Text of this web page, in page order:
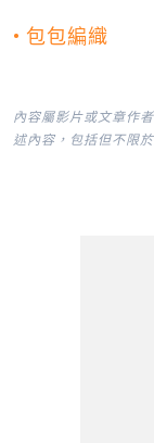
• 包包編織
內容屬影片或文章作
述內容，包括但不限